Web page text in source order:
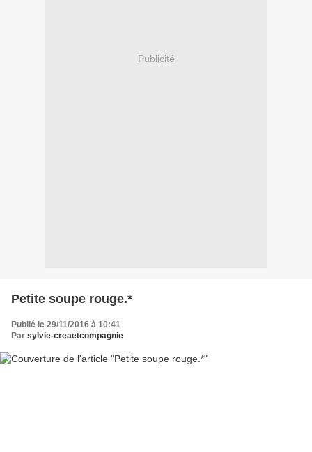
Publicité
Petite soupe rouge.*
Publié le 29/11/2016 à 10:41
Par sylvie-creaetcompagnie